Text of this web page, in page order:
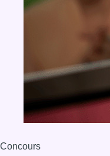
Concours